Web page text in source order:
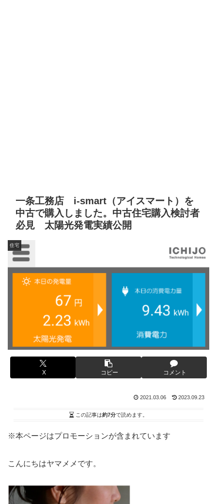
一条工務店 i-smart（アイスマート）を
中古で購入しました。中古住宅購入検討者
必見 太陽光発電実績公開
住宅
X コピー コメント
2021.03.06 2023.09.23
この記事は約7分で読めます。
※本ページはプロモーションが含まれています
こんにちはヤマメメです。